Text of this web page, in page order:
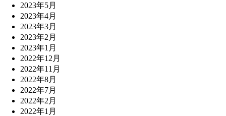
2023年5月
2023年4月
2023年3月
2023年2月
2023年1月
2022年12月
2022年11月
2022年8月
2022年7月
2022年2月
2022年1月